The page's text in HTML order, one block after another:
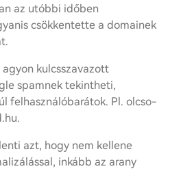
az utóbbi időben
csökkentette a domainek
kulcsszavazott
spamnek tekintheti,
felhasználóbarátok. Pl. olcso-
azt, hogy nem kellene
inkább az arany